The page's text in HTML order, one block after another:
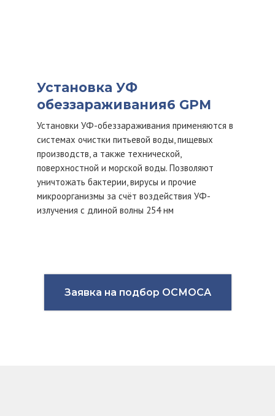
Установка УФ
обеззараживания6 GPM
Установки УФ-обеззараживания применяются в
системах очистки питьевой воды, пищевых
производств, а также технической,
поверхностной и морской воды. Позволяют
уничтожать бактерии, вирусы и прочие
микроорганизмы за счёт воздействия УФ-
излучения с длиной волны 254 нм
Заявка на подбор ОСМОСА